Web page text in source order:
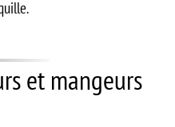
et mangeurs